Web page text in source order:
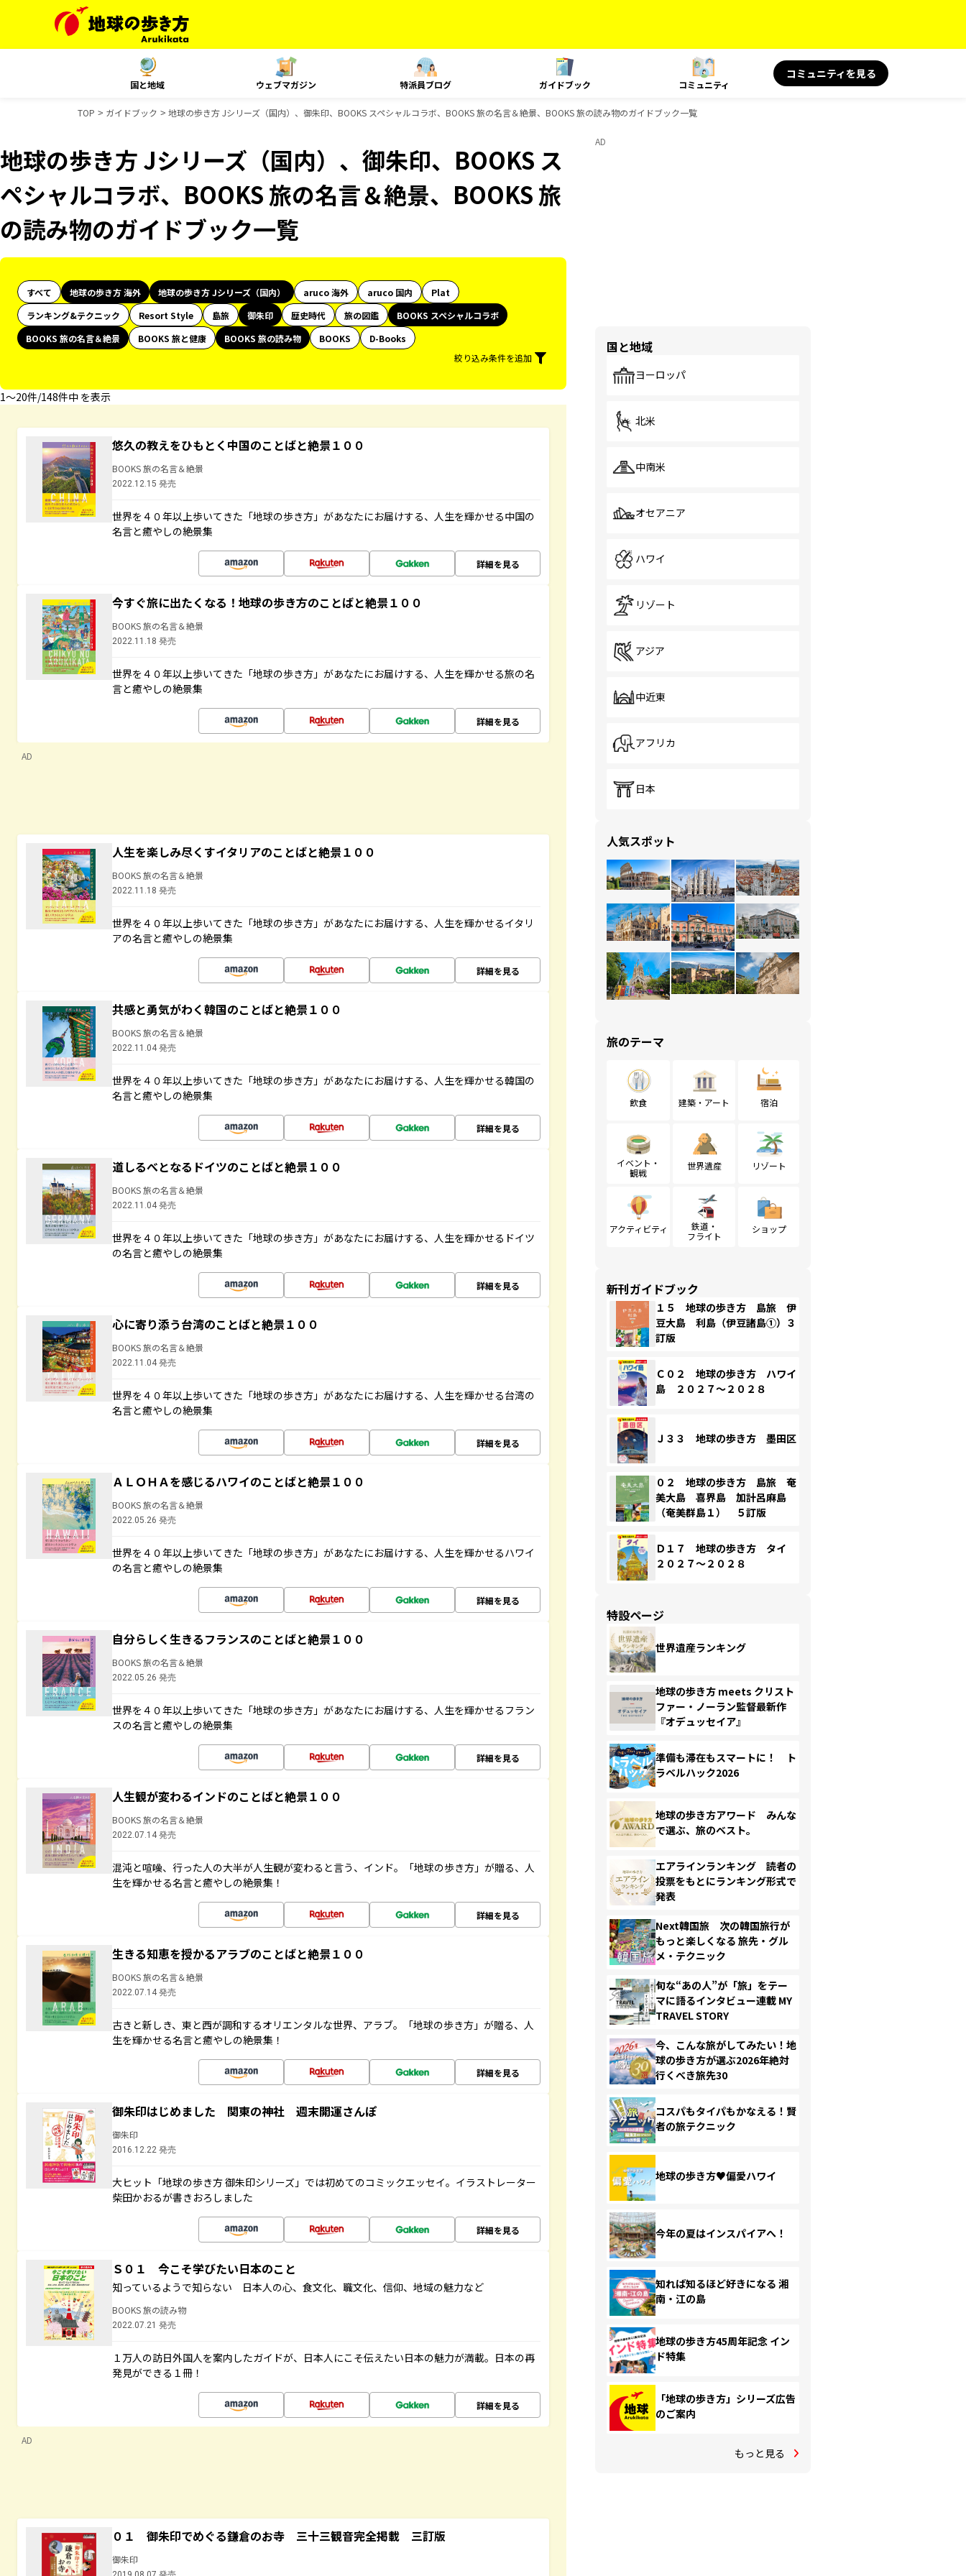
国と地域 ウェブマガジン 特派員ブログ ガイドブック コミュニティ
コミュニティを見る
TOP ガイドブック 地球の歩き方 Jシリーズ（国内）、御朱印、BOOKS スペシャルコラボ、BOOKS 旅の名言＆絶景、BOOKS 旅の読み物のガイドブック一覧
地球の歩き方 Jシリーズ（国内）、御朱印、BOOKS ス
ペシャルコラボ、BOOKS 旅の名言＆絶景、BOOKS 旅
の読み物のガイドブック一覧
すべて 地球の歩き方 海外 地球の歩き方 Jシリーズ（国内） aruco 海外 aruco 国内
Plat
ランキング&テクニック
Resort Style 島旅 御朱印 歴史時代 旅の図鑑
BOOKS スペシャルコラボ
BOOKS 旅の名言＆絶景
BOOKS 旅と健康 BOOKS 旅の読み物 BOOKS
D-Books
絞り込み条件を追加
1〜20件/148件中 を表示
悠久の教えをひもとく中国のことばと絶景１００
BOOKS 旅の名言＆絶景
2022.12.15 発売
世界を４０年以上歩いてきた「地球の歩き方」があなたにお届けする、人生を輝かせる中国の
名言と癒やしの絶景集
詳細を見る
今すぐ旅に出たくなる！地球の歩き方のことばと絶景１００
BOOKS 旅の名言＆絶景
2022.11.18 発売
世界を４０年以上歩いてきた「地球の歩き方」があなたにお届けする、人生を輝かせる旅の名
言と癒やしの絶景集
詳細を見る
AD
人生を楽しみ尽くすイタリアのことばと絶景１００
BOOKS 旅の名言＆絶景
2022.11.18 発売
世界を４０年以上歩いてきた「地球の歩き方」があなたにお届けする、人生を輝かせるイタリ
アの名言と癒やしの絶景集
詳細を見る
共感と勇気がわく韓国のことばと絶景１００
BOOKS 旅の名言＆絶景
2022.11.04 発売
世界を４０年以上歩いてきた「地球の歩き方」があなたにお届けする、人生を輝かせる韓国の
名言と癒やしの絶景集
詳細を見る
道しるべとなるドイツのことばと絶景１００
BOOKS 旅の名言＆絶景
2022.11.04 発売
世界を４０年以上歩いてきた「地球の歩き方」があなたにお届けする、人生を輝かせるドイツ
の名言と癒やしの絶景集
詳細を見る
心に寄り添う台湾のことばと絶景１００
BOOKS 旅の名言＆絶景
2022.11.04 発売
世界を４０年以上歩いてきた「地球の歩き方」があなたにお届けする、人生を輝かせる台湾の
名言と癒やしの絶景集
詳細を見る
ＡＬＯＨＡを感じるハワイのことばと絶景１００
BOOKS 旅の名言＆絶景
2022.05.26 発売
世界を４０年以上歩いてきた「地球の歩き方」があなたにお届けする、人生を輝かせるハワイ
の名言と癒やしの絶景集
詳細を見る
自分らしく生きるフランスのことばと絶景１００
BOOKS 旅の名言＆絶景
2022.05.26 発売
世界を４０年以上歩いてきた「地球の歩き方」があなたにお届けする、人生を輝かせるフラン
スの名言と癒やしの絶景集
詳細を見る
人生観が変わるインドのことばと絶景１００
BOOKS 旅の名言＆絶景
2022.07.14 発売
混沌と喧噪、行った人の大半が人生観が変わると言う、インド。「地球の歩き方」が贈る、人
生を輝かせる名言と癒やしの絶景集！
詳細を見る
生きる知恵を授かるアラブのことばと絶景１００
BOOKS 旅の名言＆絶景
2022.07.14 発売
古きと新しき、東と西が調和するオリエンタルな世界、アラブ。「地球の歩き方」が贈る、人
生を輝かせる名言と癒やしの絶景集！
詳細を見る
御朱印はじめました 関東の神社 週末開運さんぽ
御朱印
2016.12.22 発売
大ヒット「地球の歩き方 御朱印シリーズ」では初めてのコミックエッセイ。イラストレーター
柴田かおるが書きおろしました
詳細を見る
Ｓ０１ 今こそ学びたい日本のこと
知っているようで知らない 日本人の心、食文化、職文化、信仰、地域の魅力など
BOOKS 旅の読み物
2022.07.21 発売
１万人の訪日外国人を案内したガイドが、日本人にこそ伝えたい日本の魅力が満載。日本の再
発見ができる１冊！
詳細を見る
AD
０１ 御朱印でめぐる鎌倉のお寺 三十三観音完全掲載 三訂版
御朱印
AD
国と地域
ヨーロッパ
北米
中南米
オセアニア
ハワイ
リゾート
アジア
中近東
アフリカ
日本
人気スポット
旅のテーマ
飲食 建築・アート 宿泊
イベント・
観戦
世界遺産 リゾート
アクティビティ
鉄道・
フライト
ショップ
新刊ガイドブック
１５ 地球の歩き方 島旅 伊
豆大島 利島（伊豆諸島①）３
訂版
Ｃ０２ 地球の歩き方 ハワイ
島 ２０２７～２０２８
Ｊ３３ 地球の歩き方 墨田区
０２ 地球の歩き方 島旅 奄
美大島 喜界島 加計呂麻島
（奄美群島１） ５訂版
Ｄ１７ 地球の歩き方 タイ
２０２７～２０２８
特設ページ
世界遺産ランキング
地球の歩き方 meets クリスト
ファー・ノーラン監督最新作
『オデュッセイア』
準備も滞在もスマートに！ ト
ラベルハック2026
地球の歩き方アワード みんな
で選ぶ、旅のベスト。
エアラインランキング 読者の
投票をもとにランキング形式で
発表
Next韓国旅 次の韓国旅行が
もっと楽しくなる 旅先・グル
メ・テクニック
旬な“あの人”が「旅」をテー
マに語るインタビュー連載 MY
TRAVEL STORY
今、こんな旅がしてみたい！地
球の歩き方が選ぶ2026年絶対
行くべき旅先30
コスパもタイパもかなえる！賢
者の旅テクニック
地球の歩き方♥偏愛ハワイ
今年の夏はインスパイアへ！
知れば知るほど好きになる 湘
南・江の島
地球の歩き方45周年記念 イン
ド特集
「地球の歩き方」シリーズ広告
のご案内
もっと見る